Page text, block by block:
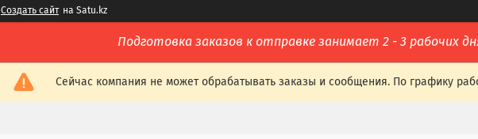
Создать сайт на Satu.kz
Подготовка заказов к отправке занимает 2 - 3 рабочих
Сейчас компания не может обрабатывать заказы и сообщения. По графику